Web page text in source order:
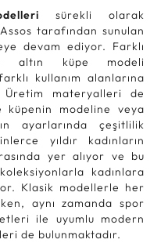
sürekli olarak
tarafından sunulan
devam ediyor. Farklı
altın küpe modeli
kullanım alanlarına
materyalleri de
modeline veya
ayarlarında çeşitlilik
yıldır kadınların
yer alıyor ve bu
kadınlara
Klasik modellerle her
aynı zamanda spor
ile uyumlu modern
de bulunmaktadır.